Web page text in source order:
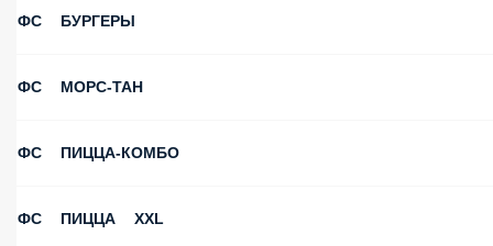
ФС БУРГЕРЫ
ФС МОРС-ТАН
ФС ПИЦЦА-КОМБО
ФС ПИЦЦА XXL